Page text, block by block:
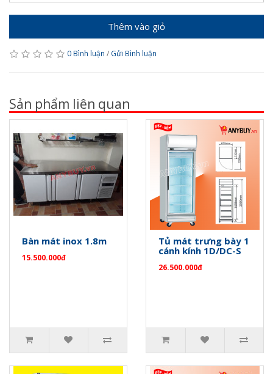
Thêm vào giỏ
0 Bình luận / Gửi Bình luận
Sản phẩm liên quan
Bàn mát inox 1.8m
15.500.000đ
Tủ mát trưng bày 1
cánh kính 1D/DC-S
26.500.000đ